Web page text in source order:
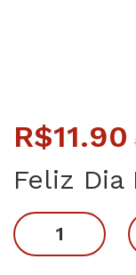
R$11.90
Feliz Dia
Feliz
Dia